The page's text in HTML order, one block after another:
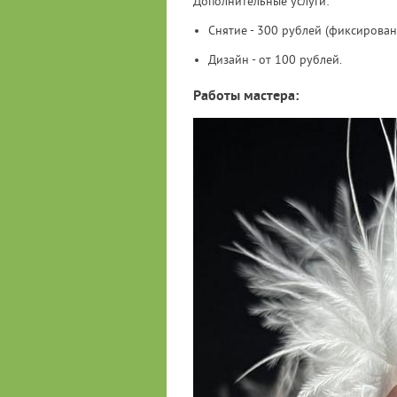
Снятие - 300 рублей
Дизайн - от 100 рублей.
Работы мастера: